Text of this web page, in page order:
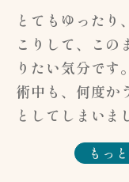
お声もすごく嬉
応です（^-^;）
ームはふき取り
のため、最後に
らせていただき
など、お客様の
とてもゆったり
こりして、この
りたい気分です
術中も、何度か
としてしまいま
（田中さち子様
リンパトリート
もっ